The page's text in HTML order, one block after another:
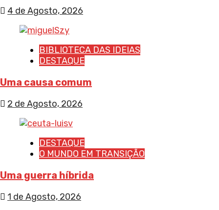
4 de Agosto, 2026
BIBLIOTECA DAS IDEIAS
DESTAQUE
Uma causa comum
2 de Agosto, 2026
DESTAQUE
O MUNDO EM TRANSIÇÃO
Uma guerra híbrida
1 de Agosto, 2026